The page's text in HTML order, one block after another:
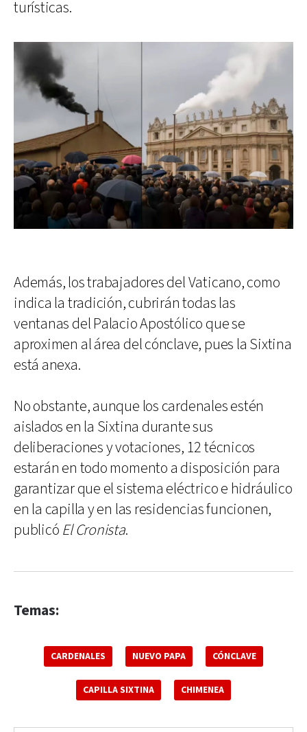
turísticas.
Además, los trabajadores del Vaticano, como
indica la tradición, cubrirán todas las
ventanas del Palacio Apostólico que se
aproximen al área del cónclave, pues la Sixtina
está anexa.
No obstante, aunque los cardenales estén
aislados en la Sixtina durante sus
deliberaciones y votaciones, 12 técnicos
estarán en todo momento a disposición para
garantizar que el sistema eléctrico e hidráulico
en la capilla y en las residencias funcionen,
publicó El Cronista.
Temas:
CARDENALES NUEVO PAPA CÓNCLAVE
CAPILLA SIXTINA CHIMENEA